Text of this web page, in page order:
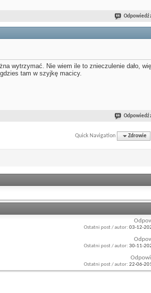
Odpowiedź
wytrzymać. Nie wiem ile to znieczulenie dało,
tam w szyjkę macicy.
Odpowiedź
Quick Navigation Zdrowie
Ostatni post / autor: 03-12-
Ostatni post / autor: 30-11-
Ostatni post / autor: 22-06-